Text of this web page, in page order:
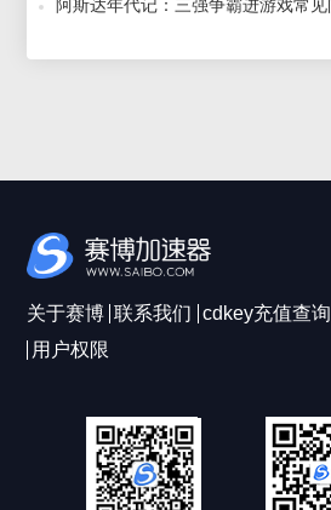
关于赛博 联系我们 cdkey充值查询
用户权限